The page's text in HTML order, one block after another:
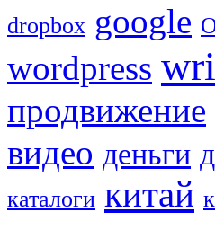
dropbox google
wordpress
продвижение
видео деньги
каталоги китай